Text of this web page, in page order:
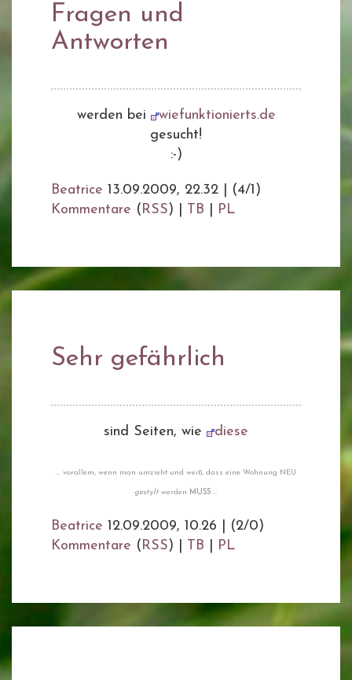
Fragen und
Antworten
werden bei
wiefunktionierts.de
gesucht!
:-)
Beatrice 13.09.2009, 22.32
(4/1)
Kommentare (RSS) | TB PL
Sehr gefährlich
sind Seiten, wie diese
... vorallem, wenn man umzieht und weiß, dass eine Wohnung NEU
gestylt werden MUSS ...
Beatrice 12.09.2009, 10.26
(2/0)
Kommentare (RSS) | TB PL